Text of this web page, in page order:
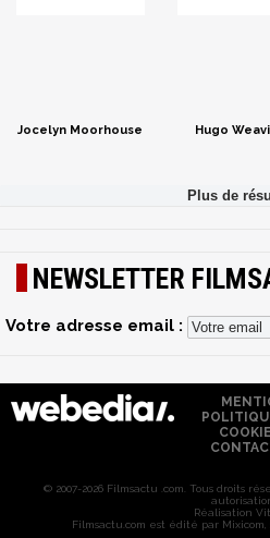
Jocelyn Moorhouse Hugo
NEWSLETTER
Votre adresse email :
© 2007-2026 Filmsactu .com. Tous droits
Réalisation
Filmsactu .com est édité par